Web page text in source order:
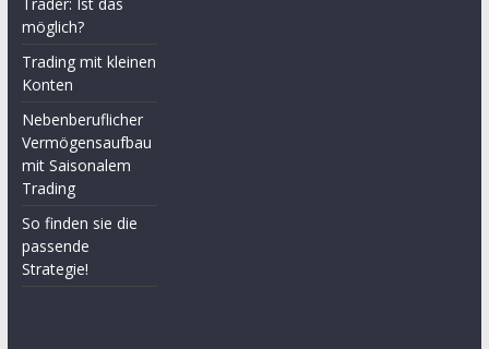
Trader: Ist das
möglich?
Trading mit kleinen
Konten
Nebenberuflicher
Vermögensaufbau
mit Saisonalem
Trading
So finden sie die
passende
Strategie!